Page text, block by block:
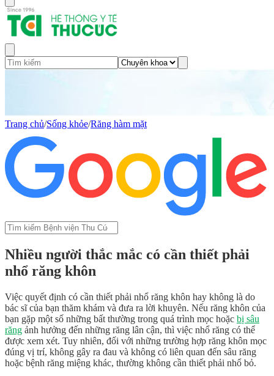
Trang chủ/Sống khỏe/Răng hàm mặt
Nhiều người thắc mắc có cần thiết phải
nhổ răng khôn
Việc quyết định có cần thiết phải nhổ răng khôn hay không là do
bác sĩ của bạn thăm khám và đưa ra lời khuyên. Nếu răng khôn của
bạn gặp một số những bất thường trong quá trình mọc hoặc bị sâu
răng ảnh hưởng đến những răng lân cận, thì việc nhổ răng có thể
được xem xét. Tuy nhiên, đối với những trường hợp răng khôn mọc
đúng vị trí, không gây ra đau và không có liên quan đến sâu răng
hoặc bệnh răng miệng khác, thường không cần thiết phải nhổ bỏ.